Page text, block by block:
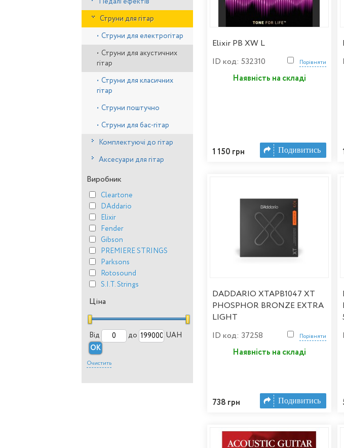
Струни для гітар
• Струни для електрогітар
• Струни для акустичних
гітар
• Струни для класичних
гітар
• Струни поштучно
• Струни для бас-гітар
Комплектуючі до гітар
Аксесуари для гітар
Виробник
Cleartone
DAddario
Elixir
Fender
Gibson
PREMIERE STRINGS
Parksons
Rotosound
S.I.T. Strings
Ціна
Від до
UAH
OK
Очистить
Elixir PB XW L
Порівняти
ID код: 532310
Наявність на складі
1 150 грн Подивитись
DADDARIO XTAPB1047 XT
PHOSPHOR BRONZE EXTRA
LIGHT
Порівняти
ID код: 37258
Наявність на складі
738 грн Подивитись